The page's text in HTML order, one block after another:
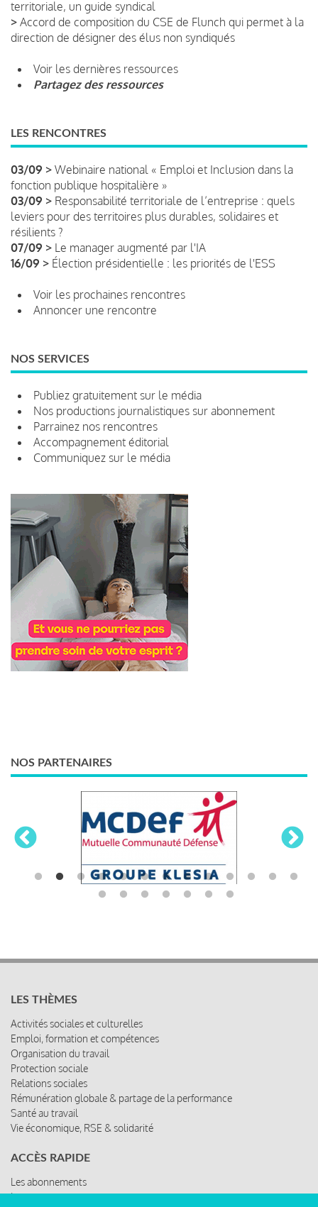
territoriale, un guide syndical
> Accord de composition du CSE de Flunch qui permet à la
direction de désigner des élus non syndiqués
Voir les dernières ressources
Partagez des ressources
LES RENCONTRES
03/09 > Webinaire national « Emploi et Inclusion dans la
fonction publique hospitalière »
03/09 > Responsabilité territoriale de l’entreprise : quels
leviers pour des territoires plus durables, solidaires et
résilients ?
07/09 > Le manager augmenté par l'IA
16/09 > Élection présidentielle : les priorités de l'ESS
Voir les prochaines rencontres
Annoncer une rencontre
NOS SERVICES
Publiez gratuitement sur le média
Nos productions journalistiques sur abonnement
Parrainez nos rencontres
Accompagnement éditorial
Communiquez sur le média
NOS PARTENAIRES
LES THÈMES
Activités sociales et culturelles
Emploi, formation et compétences
Organisation du travail
Protection sociale
Relations sociales
Rémunération globale & partage de la performance
Santé au travail
Vie économique, RSE & solidarité
ACCÈS RAPIDE
Les abonnements
Les rencontres